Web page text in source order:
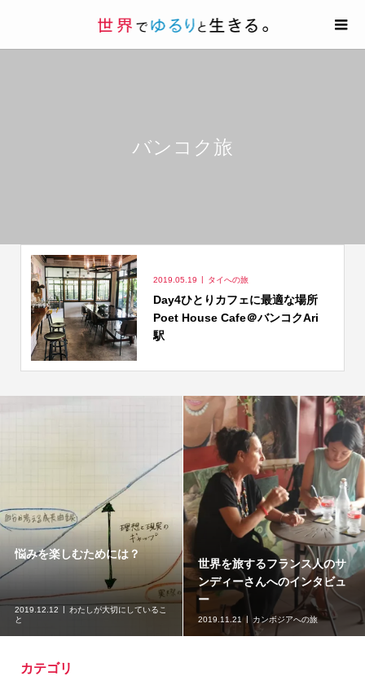
バンコク旅
2019.05.19 タイへの旅
Day4ひとりカフェに最適な場所
Poet House Cafe＠バンコクAri
駅
悩みを楽しむためには？
2019.12.12
わたしが大切にしているこ
と
世界を旅するフランス人のサ
ンディーさんへのインタビュ
ー
2019.11.21 カンボジアへの旅
カテゴリ